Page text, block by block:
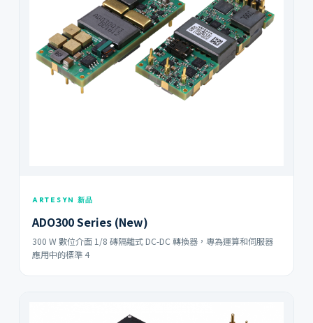
ARTESYN 新品
ADO300 Series (New)
300 W 數位介面 1/8 磚隔離式 DC-DC 轉換器，專為運算和伺服器
應用中的標準 4